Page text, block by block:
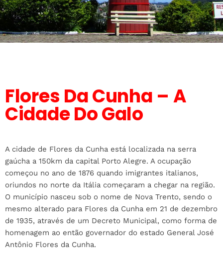
Flores Da Cunha – A
Cidade Do Galo
A cidade de Flores da Cunha está localizada na serra
gaúcha a 150km da capital Porto Alegre. A ocupação
começou no ano de 1876 quando imigrantes italianos,
oriundos no norte da Itália começaram a chegar na região.
O município nasceu sob o nome de Nova Trento, sendo o
mesmo alterado para Flores da Cunha em 21 de dezembro
de 1935, através de um Decreto Municipal, como forma de
homenagem ao então governador do estado General José
Antônio Flores da Cunha.